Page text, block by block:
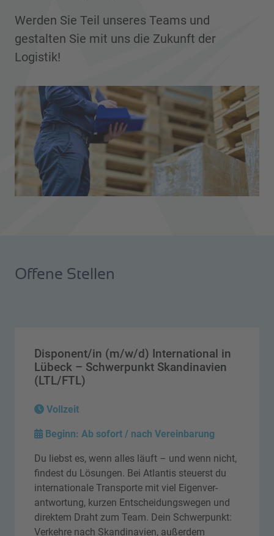
Werden Sie Teil unseres Teams und
gestalten Sie mit uns die Zukunft der
Logistik!
Offene Stellen
Disponent/in (m/w/d) International in
Lübeck – Schwerpunkt Skandinavien
(LTL/FTL)
Vollzeit
Beginn: Ab sofort / nach Vereinbarung
Du liebst es, wenn alles läuft – und wenn nicht,
findest du Lösungen. Bei Atlantis steuerst du
internationale Transporte mit viel Eigen­ver­
antwortung, kurzen Entscheidungs­wegen und
direktem Draht zum Team. Dein Schwerpunkt:
Verkehre nach Skandinavien, außerdem